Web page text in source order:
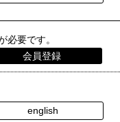
必要です。
会員登録
english